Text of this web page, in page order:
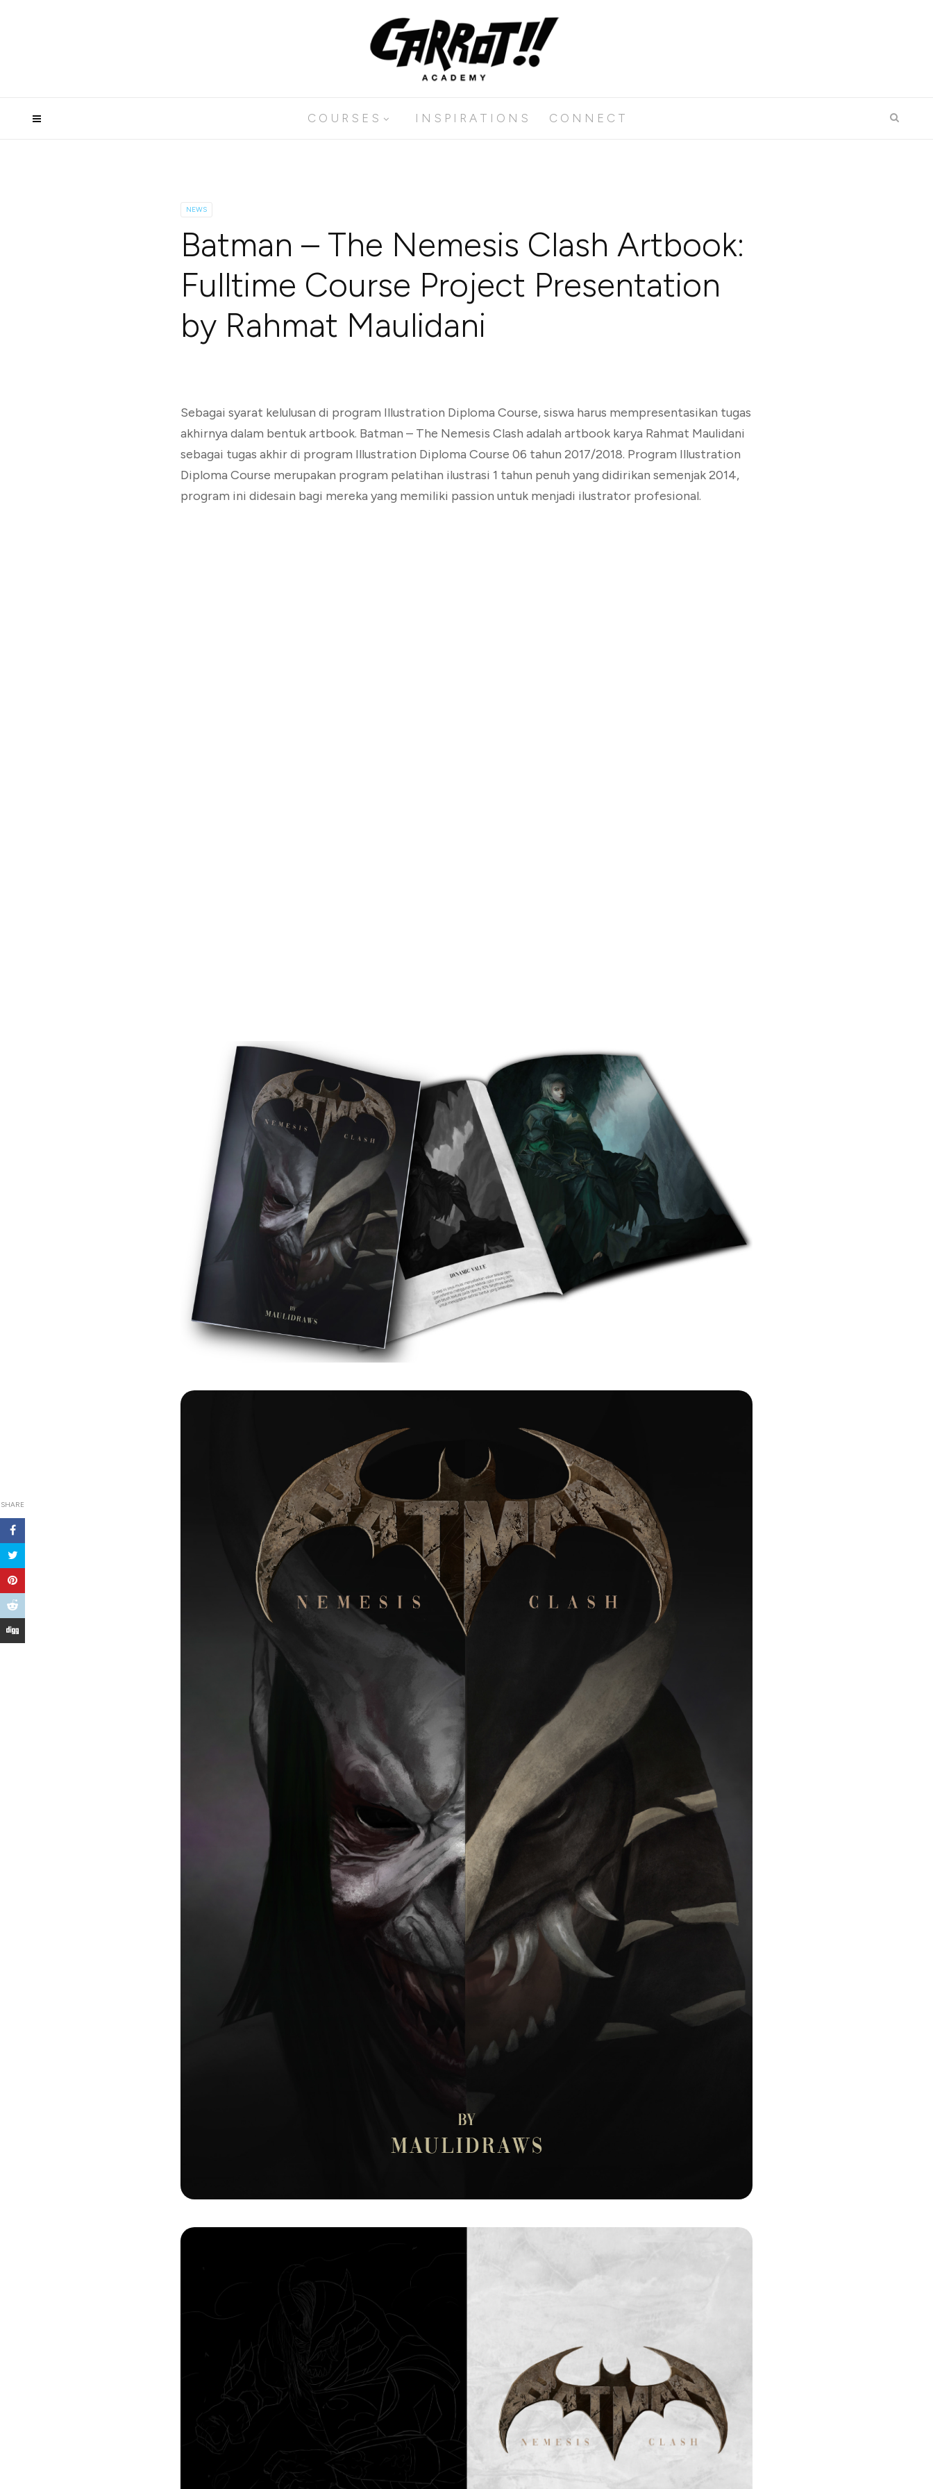
C O U R S E S I N S P I R A T I O N S C O N N E C T
NEWS
Batman – The Nemesis Clash Artbook:
Fulltime Course Project Presentation
by Rahmat Maulidani
SHARE
Sebagai syarat kelulusan di program Illustration Diploma Course, siswa harus mempresentasikan tugas
akhirnya dalam bentuk artbook. Batman – The Nemesis Clash adalah artbook karya Rahmat Maulidani
sebagai tugas akhir di program Illustration Diploma Course 06 tahun 2017/2018. Program Illustration
Diploma Course merupakan program pelatihan ilustrasi 1 tahun penuh yang didirikan semenjak 2014,
program ini didesain bagi mereka yang memiliki passion untuk menjadi ilustrator profesional.